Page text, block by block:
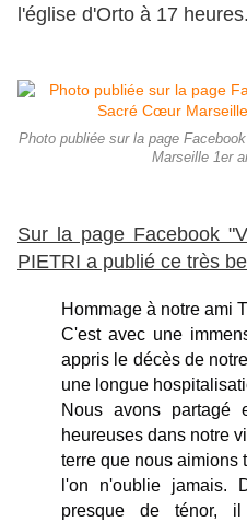
l'église d'Orto à 17 heures.
Photo publiée sur la page
Marseille 1er
Sur la page Facebook
PIETRI a publié ce très
Hommage à notre ami
C'est avec une
appris le décès de
une longue
Nous avons partagé
heureuses dans notre
terre que nous aimions
l'on n'oublie jamais.
presque de ténor,